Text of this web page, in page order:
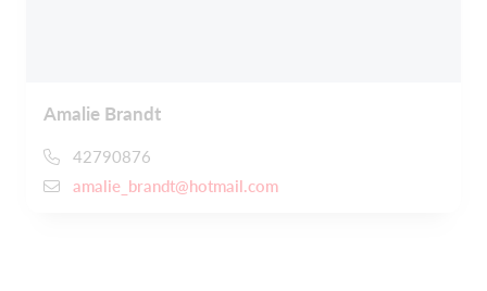
Amalie Brandt
42790876
amalie_brandt@hotmail.com